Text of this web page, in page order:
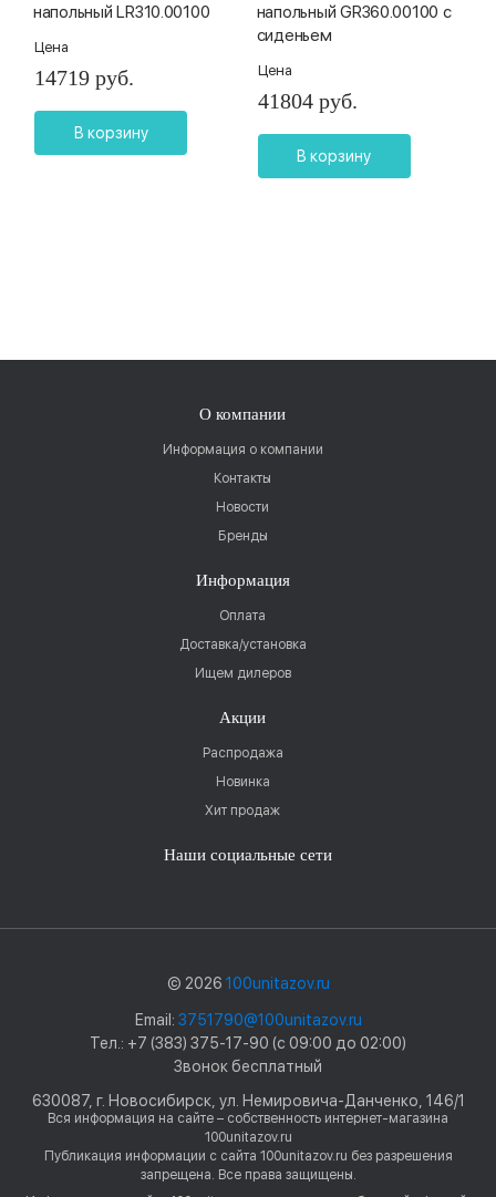
напольный LR310.00100
Цена
14719 руб.
В корзину
напольный GR360.00100 с
сиденьем
Цена
41804 руб.
В корзину
О компании
Информация о компании
Контакты
Новости
Бренды
Информация
Оплата
Доставка/установка
Ищем дилеров
Акции
Распродажа
Новинка
Хит продаж
Наши социальные сети
© 2026 100unitazov.ru
Email: 3751790@100unitazov.ru
Тел.: +7 (383) 375-17-90 (с 09:00 до 02:00)
Звонок бесплатный
630087, г. Новосибирск, ул. Немировича-Данченко, 146/1
Вся информация на сайте – собственность интернет-магазина
100unitazov.ru
Публикация информации с сайта 100unitazov.ru без разрешения
запрещена. Все права защищены.